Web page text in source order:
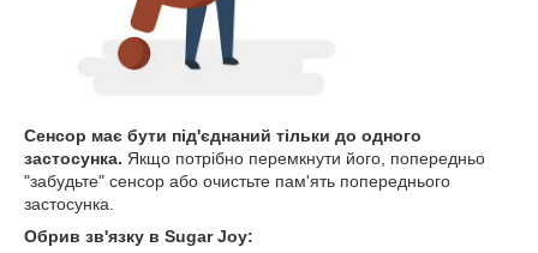
Сенсор має бути під'єднаний тільки до одного
застосунка. Якщо потрібно перемкнути його, попередньо
"забудьте" сенсор або очистьте пам'ять попереднього
застосунка.
Обрив зв'язку в Sugar Joy: